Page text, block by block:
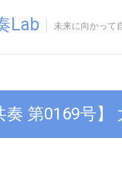
Lab 未来に向かって
奏 第0169号